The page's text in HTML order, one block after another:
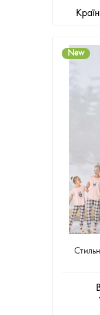
New